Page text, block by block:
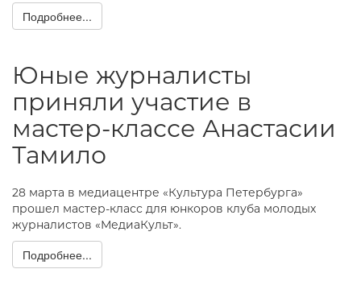
Подробнее...
Юные журналисты
приняли участие в
мастер-классе Анастасии
Тамило
28 марта в медиацентре «Культура Петербурга»
прошел мастер-класс для юнкоров клуба молодых
журналистов «МедиаКульт».
Подробнее...